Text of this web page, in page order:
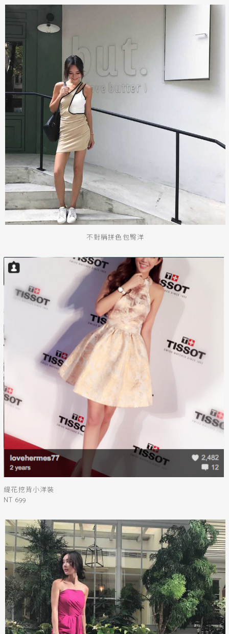
不對稱拼色包臀洋
緹花挖背小洋裝
NT 699